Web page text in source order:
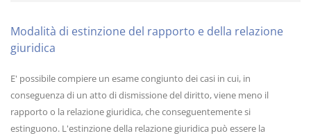
Modalità di estinzione del rapporto e della relazione
giuridica
E' possibile compiere un esame congiunto dei casi in cui, in
conseguenza di un atto di dismissione del diritto, viene meno il
rapporto o la relazione giuridica, che conseguentemente si
estinguono. L'estinzione della relazione giuridica può essere la